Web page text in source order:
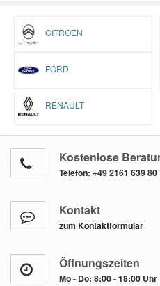
CITROËN
FORD
RENAULT
Kostenlose
Telefon: +49 2161 639 80
Kontakt
zum Kontaktformular
Öffnungszeiten
Mo - Do: 8:00 - 18:00